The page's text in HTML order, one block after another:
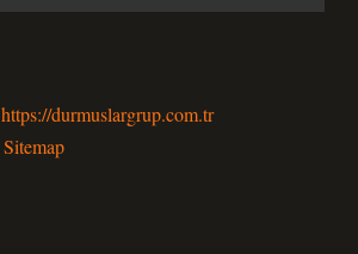
https://durmuslargrup.com.tr
Sitemap